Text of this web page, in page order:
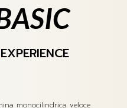
monocilindrica veloce